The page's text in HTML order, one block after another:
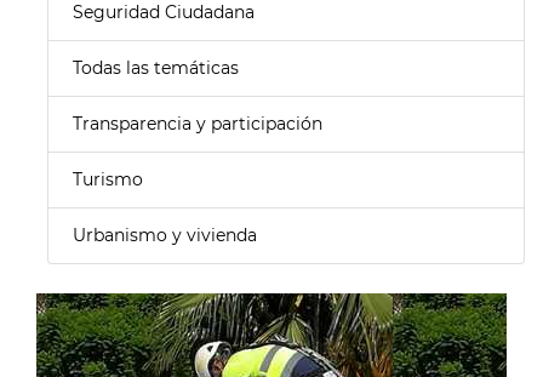
Seguridad Ciudadana
Todas las temáticas
Transparencia y participación
Turismo
Urbanismo y vivienda